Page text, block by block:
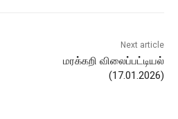
Next article
மரக்கறி விலைப்பட்டியல்
(17.01.2026)